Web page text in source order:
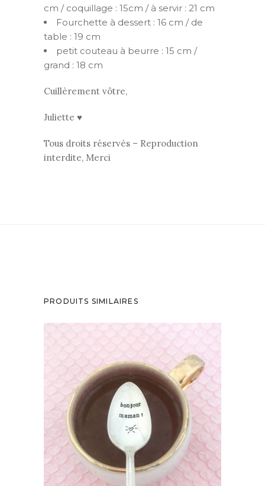
cm / coquillage : 15cm / à servir : 21 cm
Fourchette à dessert : 16 cm / de
table : 19 cm
petit couteau à beurre : 15 cm /
grand : 18 cm
Cuillèrement vôtre,
Juliette ♥
Tous droits réservés – Reproduction
interdite, Merci
PRODUITS SIMILAIRES
PETITE CUILLÈRE GRAVÉE VINTAGE :
BONJOUR MAMAN!
35,00€
AJOUTER AU PANIER